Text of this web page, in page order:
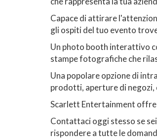
Capace di attirare
gli ospiti del tuo evento
Un photo booth interattivo
stampe fotografiche che
Una popolare opzione di
prodotti, aperture di negozi,
Scarlett Entertainment
Contattaci oggi stesso se
rispondere a tutte le